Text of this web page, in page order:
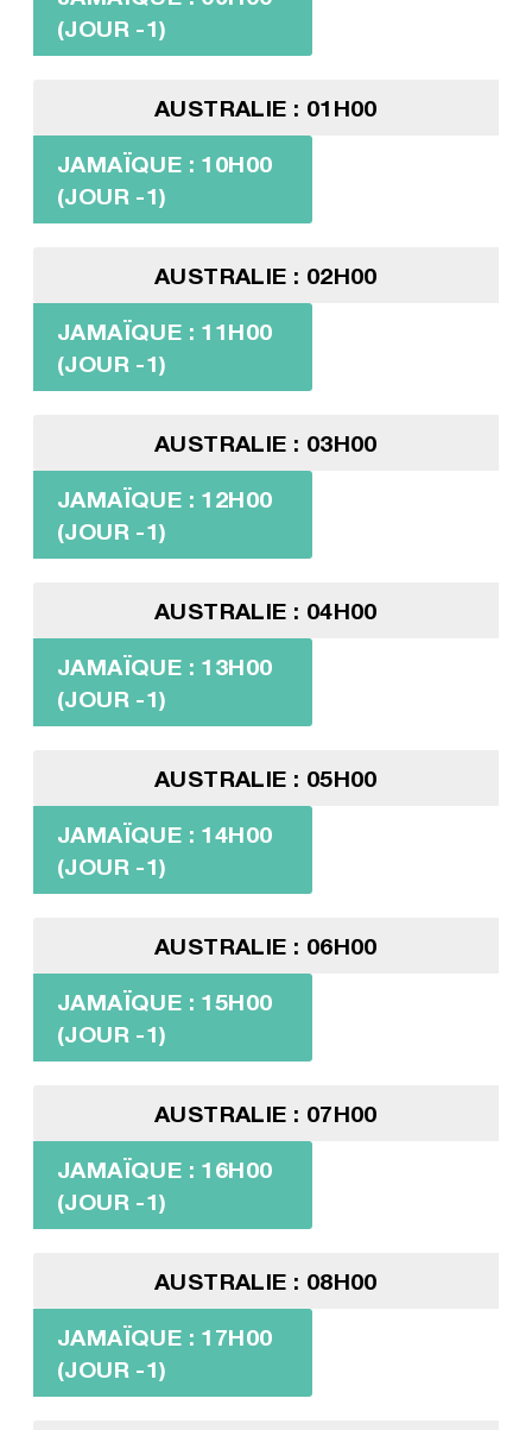
(JOUR -1)
AUSTRALIE : 01H00
JAMAÏQUE : 10H00
(JOUR -1)
AUSTRALIE : 02H00
JAMAÏQUE : 11H00
(JOUR -1)
AUSTRALIE : 03H00
JAMAÏQUE : 12H00
(JOUR -1)
AUSTRALIE : 04H00
JAMAÏQUE : 13H00
(JOUR -1)
AUSTRALIE : 05H00
JAMAÏQUE : 14H00
(JOUR -1)
AUSTRALIE : 06H00
JAMAÏQUE : 15H00
(JOUR -1)
AUSTRALIE : 07H00
JAMAÏQUE : 16H00
(JOUR -1)
AUSTRALIE : 08H00
JAMAÏQUE : 17H00
(JOUR -1)